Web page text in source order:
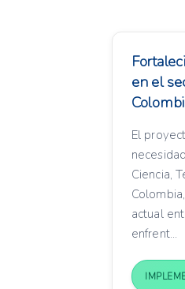
en el
El
Ciencia,
actual
enfrent...